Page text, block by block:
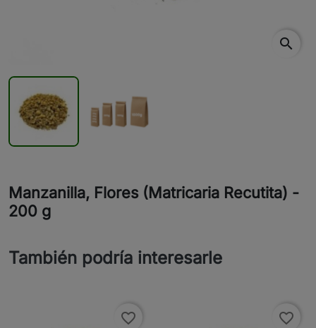
search
Manzanilla, Flores (Matricaria Recutita) -
200 g
También podría interesarle
favorite_border favorite_border